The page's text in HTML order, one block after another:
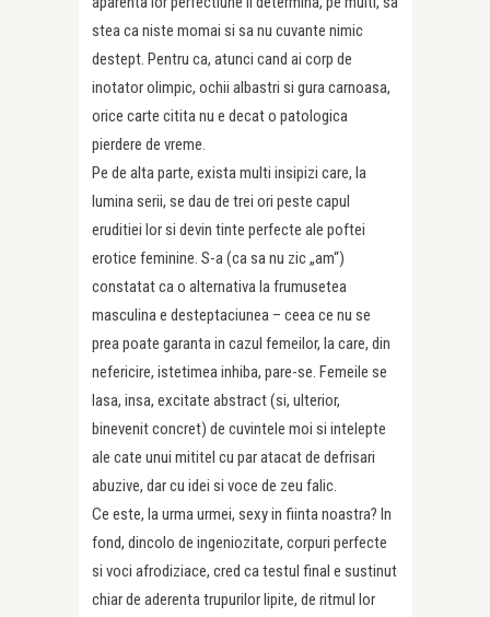
stea ca niste momai si sa nu cuvante nimic
destept. Pentru ca, atunci cand ai corp de
inotator olimpic, ochii albastri si gura carnoasa,
orice carte citita nu e decat o patologica
pierdere de vreme.
Pe de alta parte, exista multi insipizi care, la
lumina serii, se dau de trei ori peste capul
eruditiei lor si devin tinte perfecte ale poftei
erotice feminine. S-a (ca sa nu zic „am“)
constatat ca o alternativa la frumusetea
masculina e desteptaciunea – ceea ce nu se
prea poate garanta in cazul femeilor, la care, din
nefericire, istetimea inhiba, pare-se. Femeile se
lasa, insa, excitate abstract (si, ulterior,
binevenit concret) de cuvintele moi si intelepte
ale cate unui mititel cu par atacat de defrisari
abuzive, dar cu idei si voce de zeu falic.
Ce este, la urma urmei, sexy in fiinta noastra? In
fond, dincolo de ingeniozitate, corpuri perfecte
si voci afrodiziace, cred ca testul final e sustinut
chiar de aderenta trupurilor lipite, de ritmul lor